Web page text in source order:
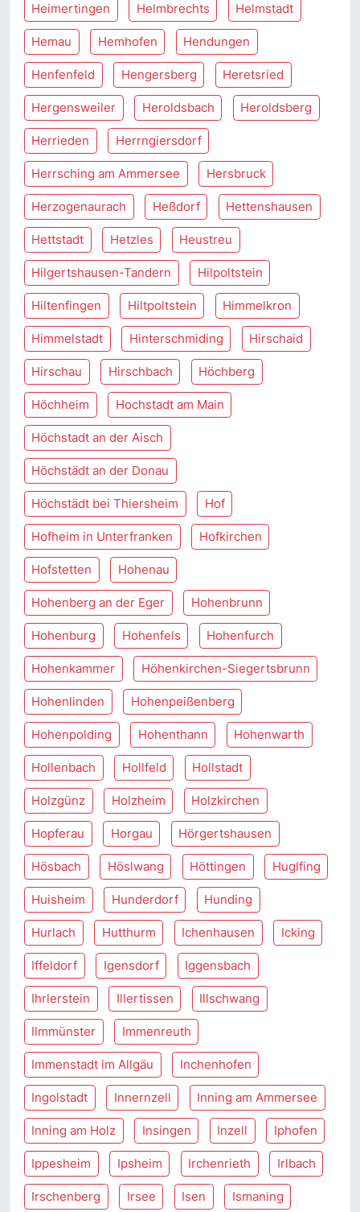
Heimertingen Helmbrechts Helmstadt
Hemau Hemhofen Hendungen
Henfenfeld Hengersberg Heretsried
Hergensweiler Heroldsbach Heroldsberg
Herrieden Herrngiersdorf
Herrsching am Ammersee Hersbruck
Herzogenaurach Heßdorf Hettenshausen
Hettstadt Hetzles Heustreu
Hilgertshausen-Tandern Hilpoltstein
Hiltenfingen Hiltpoltstein Himmelkron
Himmelstadt Hinterschmiding Hirschaid
Hirschau Hirschbach Höchberg
Höchheim Hochstadt am Main
Höchstadt an der Aisch
Höchstädt an der Donau
Höchstädt bei Thiersheim Hof
Hofheim in Unterfranken Hofkirchen
Hofstetten Hohenau
Hohenberg an der Eger Hohenbrunn
Hohenburg Hohenfels Hohenfurch
Hohenkammer Höhenkirchen-Siegertsbrunn
Hohenlinden Hohenpeißenberg
Hohenpolding Hohenthann Hohenwarth
Hollenbach Hollfeld Hollstadt
Holzgünz Holzheim Holzkirchen
Hopferau Horgau Hörgertshausen
Hösbach Höslwang Höttingen Huglfing
Huisheim Hunderdorf Hunding
Hurlach Hutthurm Ichenhausen Icking
Iffeldorf Igensdorf Iggensbach
Ihrlerstein Illertissen Illschwang
Ilmmünster Immenreuth
Immenstadt im Allgäu Inchenhofen
Ingolstadt Innernzell Inning am Ammersee
Inning am Holz Insingen Inzell Iphofen
Ippesheim Ipsheim Irchenrieth Irlbach
Irschenberg Irsee Isen Ismaning